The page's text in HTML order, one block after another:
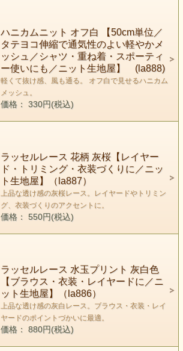
ハニカムニット オフ白 【50cm単位／
タテヨコ伸縮で通気性のよい軽やかメ
ッシュ／シャツ・重ね着・スポーティ
ー使いにも／ニット生地屋】 (la888)
軽くて抜け感、風も通る。 オフ白で見せるハニカム
メッシュ。
価格： 330円(税込)
ラッセルレース 花柄 灰桜【レイヤー
ド・トリミング・衣装づくりに／ニッ
ト生地屋】（la887）
上品な透け感の灰桜レース。レイヤードやトリミン
グ、衣装づくりのアクセントに。
価格： 550円(税込)
ラッセルレース 水玉プリント 灰白色
【ブラウス・衣装・レイヤードに／ニ
ット生地屋】（la886）
上品な透け感の灰白レース。ブラウス・衣装・レイ
ヤードのポイントづかいに最適。
価格： 880円(税込)